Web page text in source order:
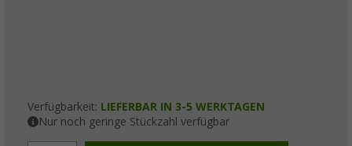
Verfügbarkeit: LIEFERBAR IN 3-5 WERKTAGEN
Nur noch geringe Stückzahl verfügbar